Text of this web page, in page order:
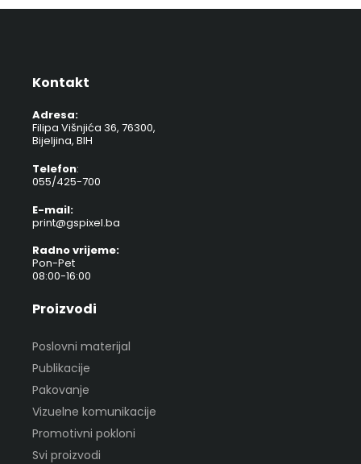
Kontakt
Adresa:
Filipa Višnjića 36, 76300,
Bijeljina, BIH
Telefon:
055/425-700
E-mail:
print@gspixel.ba
Radno vrijeme:
Pon-Pet
08:00-16:00
Proizvodi
Poslovni materijal
Publikacije
Pakovanje
Vizuelne komunikacije
Promotivni pokloni
Svi proizvodi